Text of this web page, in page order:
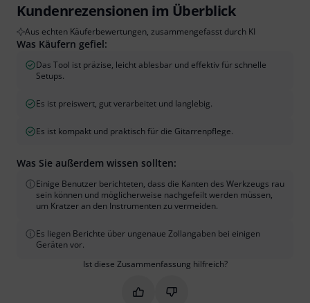
Kundenrezensionen im Überblick
Aus echten Käuferbewertungen, zusammengefasst durch KI
Was Käufern gefiel:
Das Tool ist präzise, leicht ablesbar und effektiv für schnelle
Setups.
Es ist preiswert, gut verarbeitet und langlebig.
Es ist kompakt und praktisch für die Gitarrenpflege.
Was Sie außerdem wissen sollten:
Einige Benutzer berichteten, dass die Kanten des Werkzeugs rau
sein können und möglicherweise nachgefeilt werden müssen,
um Kratzer an den Instrumenten zu vermeiden.
Es liegen Berichte über ungenaue Zollangaben bei einigen
Geräten vor.
Ist diese Zusammenfassung hilfreich?
Markieren Sie diese
Markieren Sie diese